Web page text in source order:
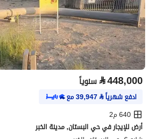
⃁448,000 سنوياً
ادفع شهرياً⃁
39,947مع
640 م2
أرض للإيجار في حي البستان, مدينة الخبر